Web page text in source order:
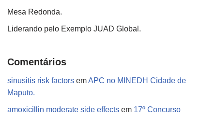
Mesa Redonda.
Liderando pelo Exemplo JUAD Global.
Comentários
sinusitis risk factors emAPC no MINEDH Cidade de
Maputo.
amoxicillin moderate side effects em 17º Concurso